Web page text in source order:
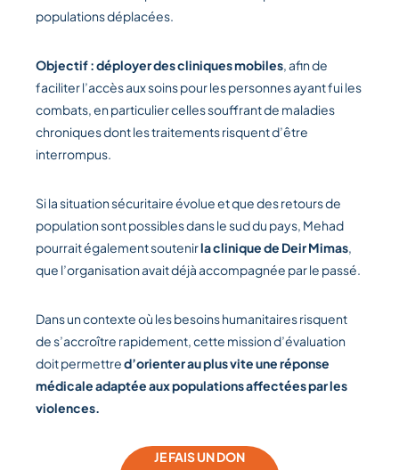
populations déplacées.
Objectif : déployer des cliniques mobiles, afin de
faciliter l’accès aux soins pour les personnes ayant fui les
combats, en particulier celles souffrant de maladies
chroniques dont les traitements risquent d’être
interrompus.
Si la situation sécuritaire évolue et que des retours de
population sont possibles dans le sud du pays, Mehad
pourrait également soutenirla clinique de Deir Mimas,
que l’organisation avait déjà accompagnée par le passé.
Dans un contexte où les besoins humanitaires risquent
de s’accroître rapidement, cette mission d’évaluation
doit permettred’orienter au plus vite une réponse
médicale adaptée aux populations affectées par les
violences.
JE FAIS UN DON